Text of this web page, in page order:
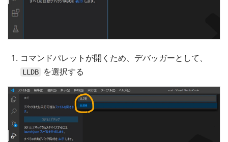
コマンドパレットが開くため、デバッガーとして、
LLDB を選択する